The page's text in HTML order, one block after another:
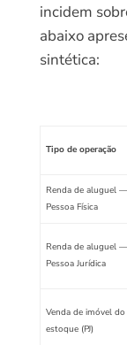
incidem
abaixo
sintética:
Tipo de operação
Renda de aluguel —
Pessoa Física
Renda de aluguel —
Pessoa Jurídica
Venda de imóvel do
estoque (PJ)